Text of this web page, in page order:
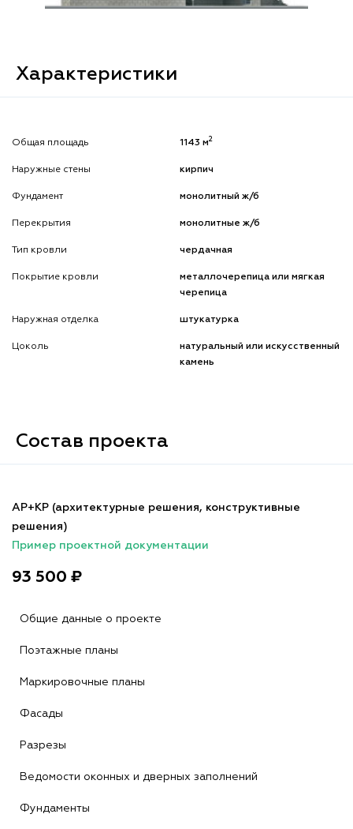
Характеристики
Общая площадь 1143 м2
Наружные стены кирпич
Фундамент монолитный ж/б
Перекрытия монолитные ж/б
Тип кровли чердачная
Покрытие кровли
металлочерепица или мягкая
черепица
Наружная отделка штукатурка
Цоколь
натуральный или искусственный
камень
Состав проекта
АР+КР (архитектурные решения, конструктивные
решения)
Пример проектной документации
93 500 ₽
Общие данные о проекте
Поэтажные планы
Маркировочные планы
Фасады
Разрезы
Ведомости оконных и дверных заполнений
Фундаменты